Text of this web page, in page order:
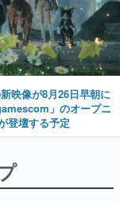
映像が8月26日早朝に
」のオープニ
登壇する予定